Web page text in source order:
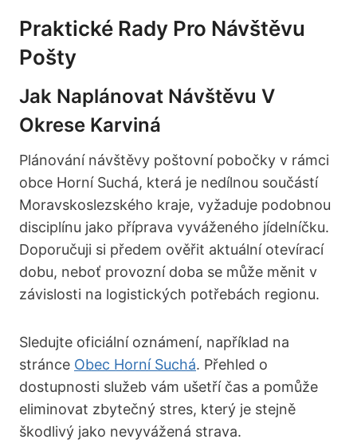
Praktické Rady Pro Návštěvu
Pošty
Jak Naplánovat Návštěvu V
Okrese Karviná
Plánování návštěvy poštovní pobočky v rámci
obce Horní Suchá, která je nedílnou součástí
Moravskoslezského kraje, vyžaduje podobnou
disciplínu jako příprava vyváženého jídelníčku.
Doporučuji si předem ověřit aktuální otevírací
dobu, neboť provozní doba se může měnit v
závislosti na logistických potřebách regionu.
Sledujte oficiální oznámení, například na
stránce Obec Horní Suchá. Přehled o
dostupnosti služeb vám ušetří čas a pomůže
eliminovat zbytečný stres, který je stejně
škodlivý jako nevyvážená strava.